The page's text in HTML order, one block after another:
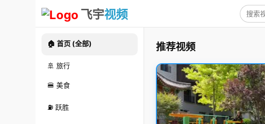
飞宇视频
🏠 首页 (全部)
🚢 旅行
🍔 美食
⛽ 跃胜
推荐视频